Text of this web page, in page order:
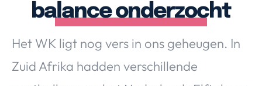
Gadgets & Tech
Top 5 van Valerie
Health & Beauty
Huis & Tuin
balance onderzocht
Het WK ligt nog vers in ons geheugen. In
Zuid Afrika hadden verschillende